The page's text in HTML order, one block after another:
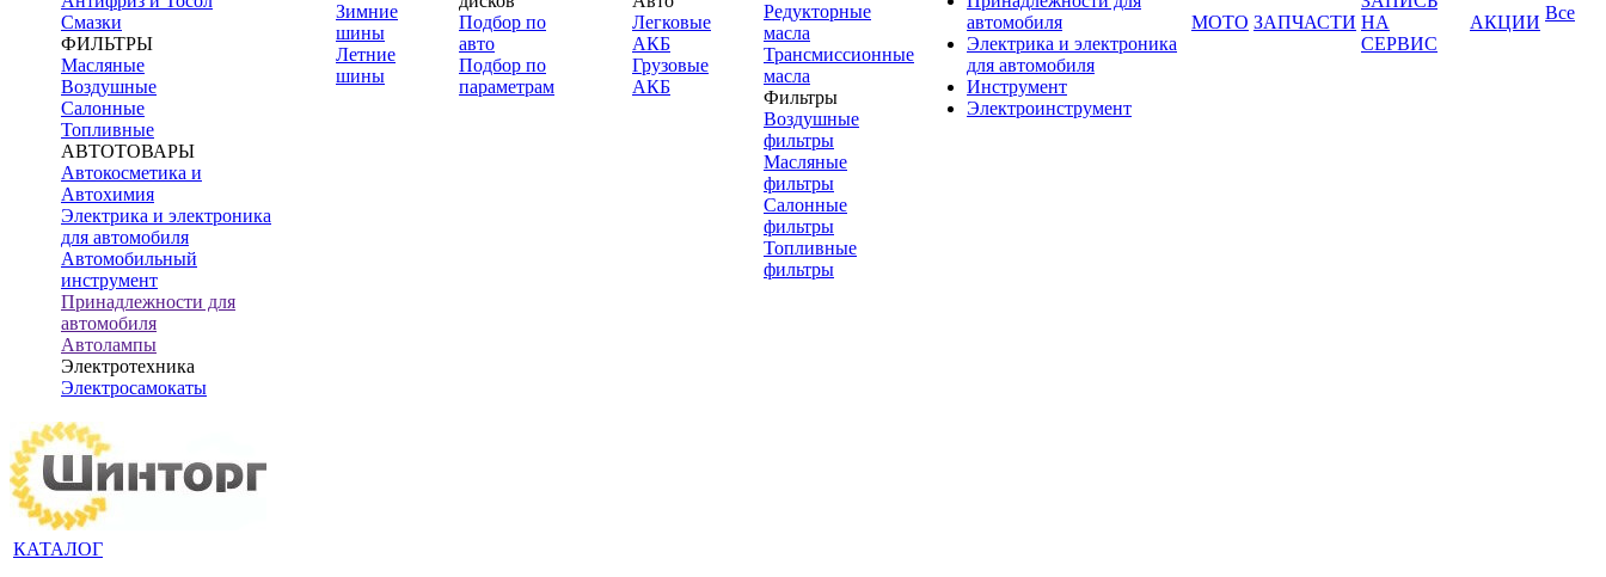
Смазки
ФИЛЬТРЫ
Масляные
Воздушные
Салонные
Топливные
АВТОТОВАРЫ
Автокосметика и
Автохимия
Электрика и электроника
для автомобиля
Автомобильный
инструмент
Принадлежности для
автомобиля
Автолампы
Электротехника
Электросамокаты
Зимние
шины
Летние
шины
Подбор по
авто
Подбор по
параметрам
Легковые
АКБ
Грузовые
АКБ
Редукторные
масла
Трансмиссионные
масла
Фильтры
Воздушные
фильтры
Масляные
фильтры
Салонные
фильтры
Топливные
фильтры
автомобиля
Электрика и электроника
для автомобиля
Инструмент
Электроинструмент
МОТО ЗАПЧАСТИ НА
СЕРВИС
АКЦИИ Все
КАТАЛОГ